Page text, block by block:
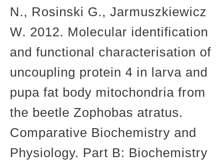
N., Rosinski G., Jarmuszkiewicz
W. 2012. Molecular identification
and functional characterisation of
uncoupling protein 4 in larva and
pupa fat body mitochondria from
the beetle Zophobas atratus.
Comparative Biochemistry and
Physiology. Part B: Biochemistry